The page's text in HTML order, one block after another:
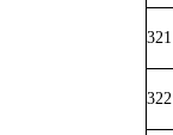
321
322